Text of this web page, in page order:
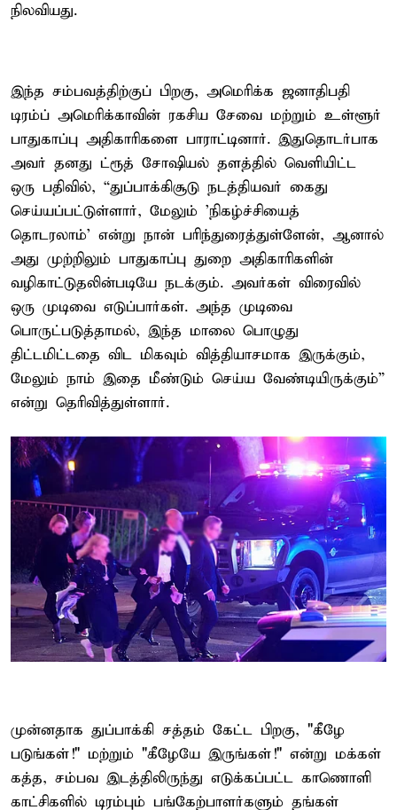
நிலவியது.
இந்த சம்பவத்திற்குப் பிறகு, அமெரிக்க ஜனாதிபதி
டிரம்ப் அமெரிக்காவின் ரகசிய சேவை மற்றும் உள்ளூர்
பாதுகாப்பு அதிகாரிகளை பாராட்டினார். இதுதொடர்பாக
அவர் தனது ட்ரூத் சோஷியல் தளத்தில் வெளியிட்ட
ஒரு பதிவில், “துப்பாக்கிசூடு நடத்தியவர் கைது
செய்யப்பட்டுள்ளார், மேலும் 'நிகழ்ச்சியைத்
தொடரலாம்' என்று நான் பரிந்துரைத்துள்ளேன், ஆனால்
அது முற்றிலும் பாதுகாப்பு துறை அதிகாரிகளின்
வழிகாட்டுதலின்படியே நடக்கும். அவர்கள் விரைவில்
ஒரு முடிவை எடுப்பார்கள். அந்த முடிவை
பொருட்படுத்தாமல், இந்த மாலை பொழுது
திட்டமிட்டதை விட மிகவும் வித்தியாசமாக இருக்கும்,
மேலும் நாம் இதை மீண்டும் செய்ய வேண்டியிருக்கும்”
என்று தெரிவித்துள்ளார்.
முன்னதாக துப்பாக்கி சத்தம் கேட்ட பிறகு, "கீழே
படுங்கள்!" மற்றும் "கீழேயே இருங்கள்!" என்று மக்கள்
கத்த, சம்பவ இடத்திலிருந்து எடுக்கப்பட்ட காணொளி
காட்சிகளில் டிரம்பும் பங்கேற்பாளர்களும் தங்கள்